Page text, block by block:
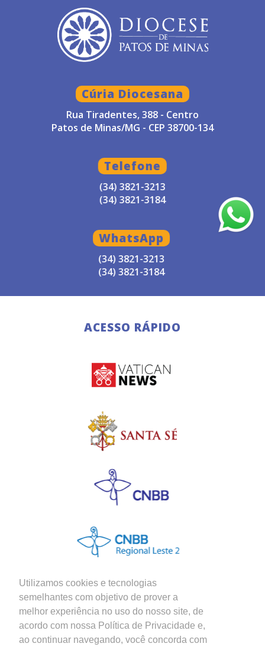
Utilizamos cookies e tecnologias
semelhantes com objetivo de prover a
melhor experiência no uso do nosso site, de
acordo com nossa Política de Privacidade e,
ao continuar navegando, você concorda com
Cúria Diocesana
Rua Tiradentes, 388 - Centro
Patos de Minas/MG - CEP 38700-134
Telefone
(34) 3821-3213
(34) 3821-3184
WhatsApp
(34) 3821-3213
(34) 3821-3184
ACESSO RÁPIDO
Siga nossas Redes Sociais